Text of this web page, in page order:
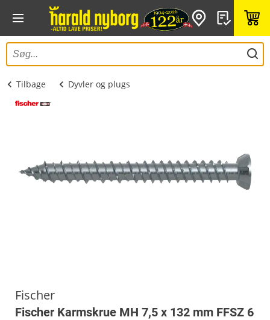
Tilbage Dyvler og plugs
Fischer
Fischer Karmskrue MH 7,5 x 132 mm FFSZ 6